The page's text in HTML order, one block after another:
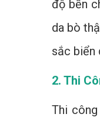
độ bền
da bò
sắc biển
2. Thi
Thi